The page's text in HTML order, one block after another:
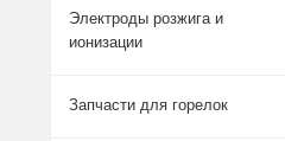
Электроды розжига и
ионизации
Запчасти для горелок